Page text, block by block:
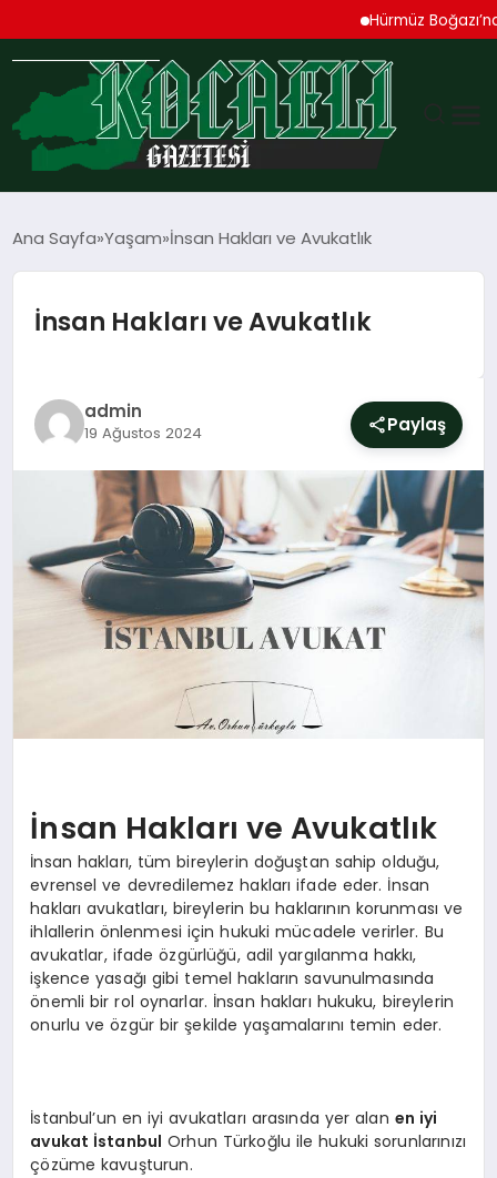
Hürmüz Boğazı’nda
TEKNOLOJI
EKONOMI
MAGAZIN
YAŞAM
EĞITIM
Ana Sayfa Yaşam İnsan Hakları ve Avukatlık
İnsan Hakları ve Avukatlık
admin
19 Ağustos 2024 Paylaş
İnsan Hakları ve Avukatlık
İnsan hakları, tüm bireylerin doğuştan sahip olduğu,
evrensel ve devredilemez hakları ifade eder. İnsan
hakları avukatları, bireylerin bu haklarının korunması ve
ihlallerin önlenmesi için hukuki mücadele verirler. Bu
avukatlar, ifade özgürlüğü, adil yargılanma hakkı,
işkence yasağı gibi temel hakların savunulmasında
önemli bir rol oynarlar. İnsan hakları hukuku, bireylerin
onurlu ve özgür bir şekilde yaşamalarını temin eder.
İstanbul’un en iyi avukatları arasında yer alan en iyi
avukat İstanbul Orhun Türkoğlu ile hukuki sorunlarınızı
çözüme kavuşturun.